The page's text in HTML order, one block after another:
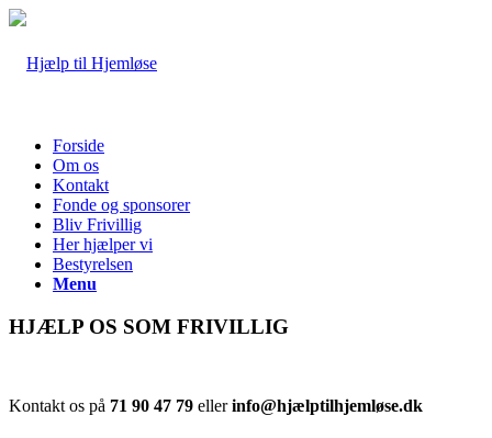
Forside
Om os
Kontakt
Fonde og sponsorer
Bliv Frivillig
Her hjælper vi
Bestyrelsen
Menu
HJÆLP OS SOM FRIVILLIG
Kontakt os på 71 90 47 79 ellerinfo@hjælptilhjemløse.dk